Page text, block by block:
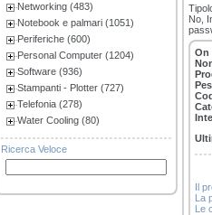
Networking (483)
Notebook e palmari (1051)
Periferiche (600)
Personal Computer (1204)
Software (936)
Stampanti - Plotter (727)
Telefonia (278)
Water Cooling (80)
Ricerca Veloce
No,
On
Il
La
Le